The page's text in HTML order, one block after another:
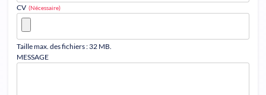
CV (Nécessaire)
Taille max. des fichiers : 32 MB.
MESSAGE